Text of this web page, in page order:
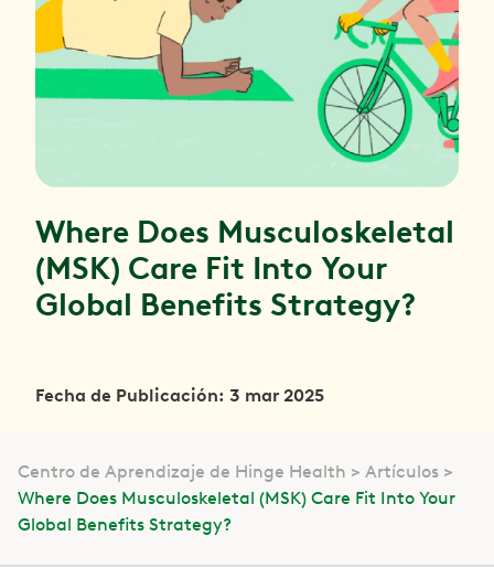
Where Does Musculoskeletal
(MSK) Care Fit Into Your
Global Benefits Strategy?
Fecha de Publicación: 3 mar 2025
Centro de Aprendizaje de Hinge Health
Artículos
Where Does Musculoskeletal (MSK) Care Fit Into Your
Global Benefits Strategy?